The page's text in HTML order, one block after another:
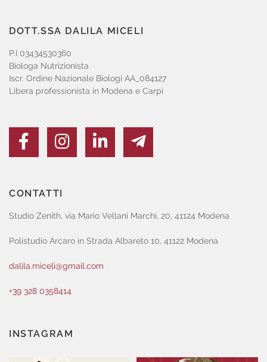
DOTT.SSA DALILA MICELI
P.I 03434530360
Biologa Nutrizionista
Iscr. Ordine Nazionale Biologi AA_084127
Libera professionista in Modena e Carpi
CONTATTI
Studio Zenith, via Mario Vellani Marchi, 20, 41124 Modena
Polistudio Arcaro in Strada Albareto 10, 41122 Modena
dalila.miceli@gmail.com
+39 328 0358414
INSTAGRAM